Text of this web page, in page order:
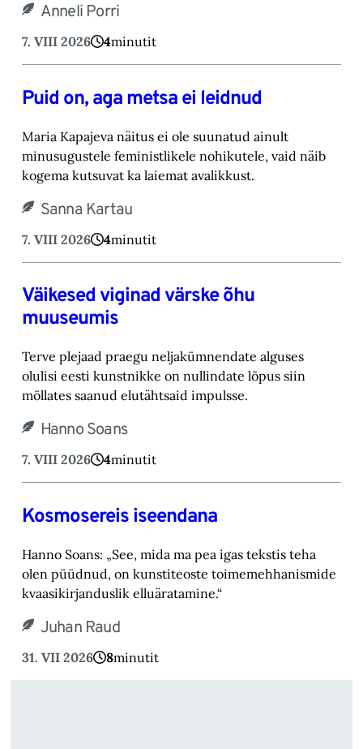
Anneli Porri
7. VIII 2026 4minutit
Puid on, aga metsa ei leidnud
Maria Kapajeva näitus ei ole suunatud ainult
minusugustele feministlikele nohikutele, vaid ‎näib
kogema kutsuvat ka laiemat avalikkust.‎
Sanna Kartau
7. VIII 2026 4minutit
Väikesed viginad värske õhu
muuseumis
Terve plejaad praegu neljakümnendate alguses
olulisi eesti kunstnikke on nullindate lõpus ‎siin
möllates saanud elutähtsaid impulsse.‎
Hanno Soans
7. VIII 2026 4minutit
Kosmosereis iseendana
Hanno Soans: „See, mida ma pea igas tekstis teha
olen püüdnud, on kunstiteoste toimemehhanismide
kvaasikirjanduslik elluäratamine.“
Juhan Raud
31. VII 2026 8minutit